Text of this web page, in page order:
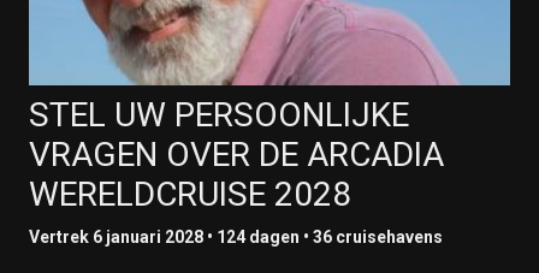
STEL UW PERSOONLIJKE
VRAGEN OVER DE ARCADIA
WERELDCRUISE 2028
Vertrek 6 januari 2028 • 124 dagen • 36 cruisehavens